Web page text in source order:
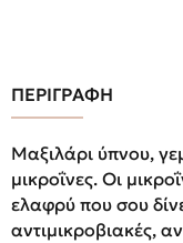
ΠΕΡΙΓΡΑΦΗ
Μαξιλάρι ύπνου,
μικροΐνες. Οι
ελαφρύ που σου
αντιμικροβιακές,